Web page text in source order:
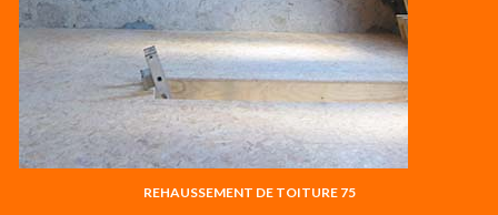
REHAUSSEMENT DE TOITURE 75